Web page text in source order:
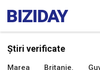
Știri verificate
Marea Britanie.